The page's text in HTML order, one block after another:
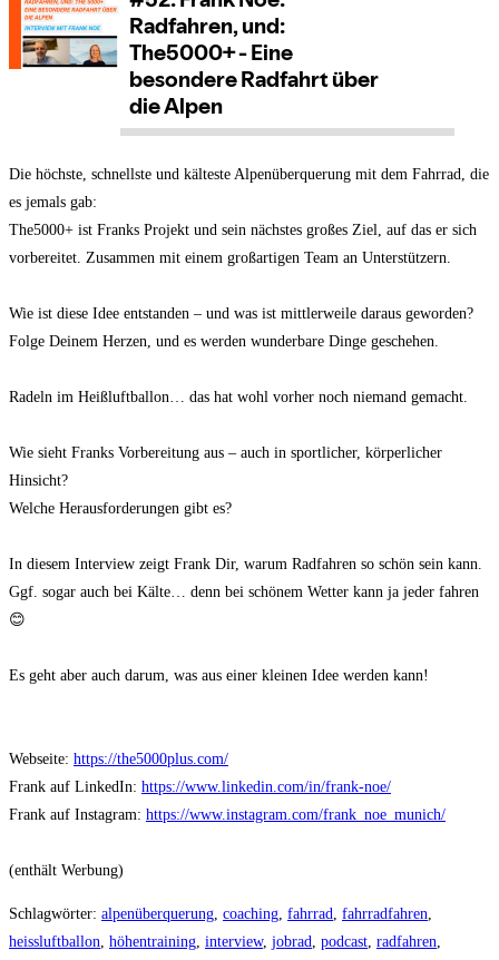
Die höchste, schnellste und kälteste Alpenüberquerung mit dem Fahrrad, die
es jemals gab:
The5000+ ist Franks Projekt und sein nächstes großes Ziel, auf das er sich
vorbereitet. Zusammen mit einem großartigen Team an Unterstützern.
Wie ist diese Idee entstanden – und was ist mittlerweile daraus geworden?
Folge Deinem Herzen, und es werden wunderbare Dinge geschehen.
Radeln im Heißluftballon… das hat wohl vorher noch niemand gemacht.
Wie sieht Franks Vorbereitung aus – auch in sportlicher, körperlicher
Hinsicht?
Welche Herausforderungen gibt es?
In diesem Interview zeigt Frank Dir, warum Radfahren so schön sein kann.
Ggf. sogar auch bei Kälte… denn bei schönem Wetter kann ja jeder fahren
😊
Es geht aber auch darum, was aus einer kleinen Idee werden kann!
Webseite: https://the5000plus.com/
Frank auf LinkedIn: https://www.linkedin.com/in/frank-noe/
Frank auf Instagram: https://www.instagram.com/frank_noe_munich/
(enthält Werbung)
Schlagwörter: alpenüberquerung, coaching, fahrrad, fahrradfahren,
heissluftballon, höhentraining, interview, jobrad, podcast, radfahren,